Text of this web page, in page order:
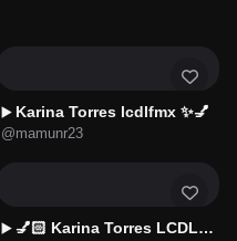
▶️ Karina Torres lcdlfmx ✨💅
@mamunr23
▶️ 💅🏻 Karina Torres LCDLF4 🤣🤣